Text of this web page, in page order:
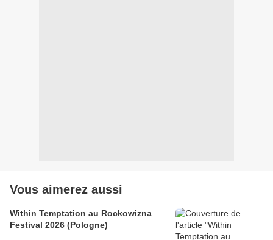
Vous aimerez aussi
Within Temptation au Rockowizna
Festival 2026 (Pologne)